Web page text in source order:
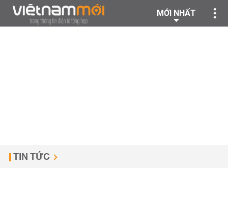
MỚI NHẤT
TIN TỨC